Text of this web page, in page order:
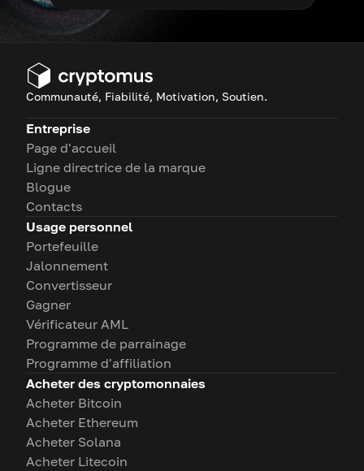
Communauté, Fiabilité, Motivation, Soutien.
Entreprise
Page d'accueil
Ligne directrice de la marque
Blogue
Contacts
Usage personnel
Portefeuille
Jalonnement
Convertisseur
Gagner
Vérificateur AML
Programme de parrainage
Programme d'affiliation
Acheter des cryptomonnaies
Acheter Bitcoin
Acheter Ethereum
Acheter Solana
Acheter Litecoin